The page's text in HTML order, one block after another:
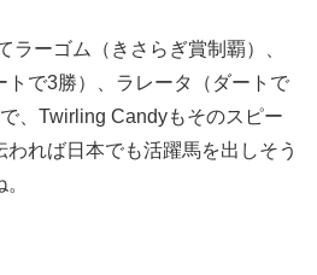
ラーゴム（きさらぎ賞制覇）、
トで3勝）、ラレータ（ダートで
、Twirling Candyもそのスピー
われば日本でも活躍馬を出しそう